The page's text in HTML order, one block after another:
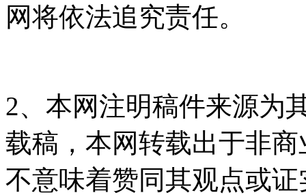
网将依法追究责任。
2、本网注明稿件来源为
载稿，本网转载出于非
不意味着赞同其观点或